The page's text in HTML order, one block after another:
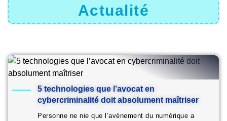
Actualité
5 technologies que l’avocat en
cybercriminalité doit absolument maîtriser
Personne ne nie que l’avènement du numérique a